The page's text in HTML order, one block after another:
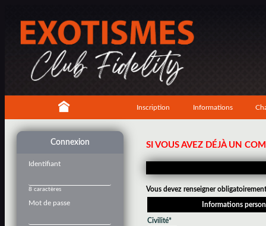
Inscription Informations
Connexion
Identifiant
8 caractères
Mot de passe
SI VOUS AVEZ DÉJÀ UN
Vous devez renseigner
Informations
Civilité*